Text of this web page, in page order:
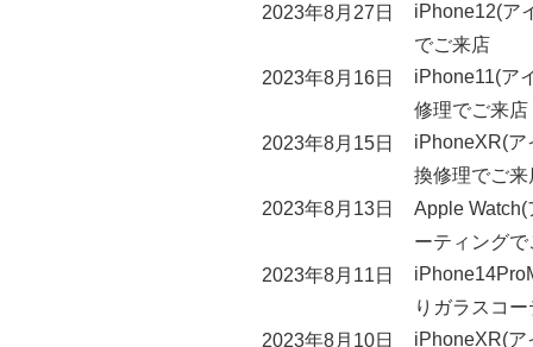
2023年8月27日
iPhone12(ア
でご来店
2023年8月16日
iPhone11(ア
修理でご来店
2023年8月15日
iPhoneXR(ア
換修理でご来
2023年8月13日
Apple
ーティングで
2023年8月11日
りガラスコ
2023年8月10日
iPhoneXR(ア